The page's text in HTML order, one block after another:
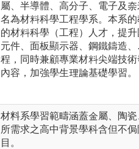
屬、半導體、高分子、電子及
名為材料科學工程學系。本系
的材料科學（工程）人才，提
元件、面板顯示器、鋼鐵鑄造
程，同時兼顧專業材料尖端技
內容，加強學生理論基礎學習。
材料系學習範疇涵蓋金屬、陶
所需求之高中背景學科含但不
目。